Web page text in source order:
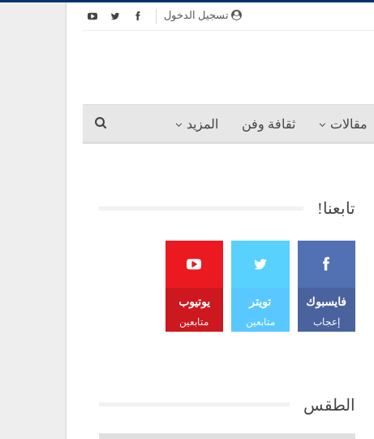
تسجيل الدخول
مقالات ثقافة وفن المزيد
تابعنا!
فايسبوك
إعجاب
تويتر
متابعين
يوتيوب
متابعين
الطقس